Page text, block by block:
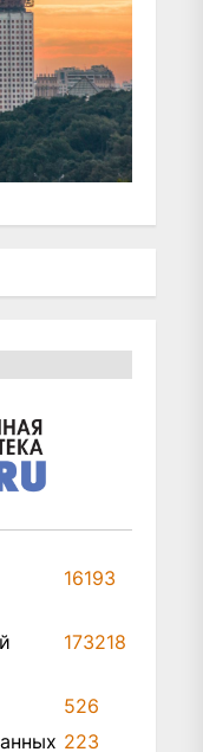
16193
173218
526
223